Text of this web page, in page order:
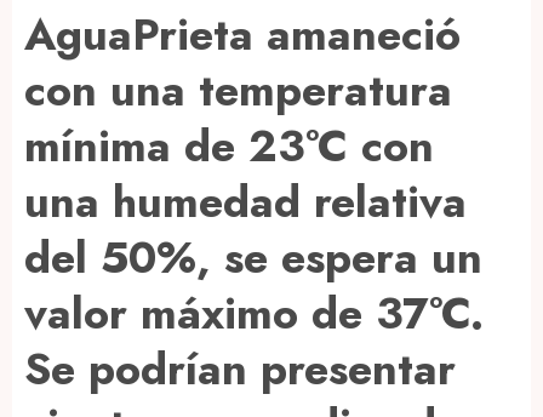
AguaPrieta amaneció
con una temperatura
mínima de 23°C con
una humedad relativa
del 50%, se espera un
valor máximo de 37°C.
Se podrían presentar